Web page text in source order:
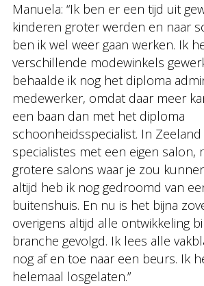
Manuela: “Ik ben er een tijd uit
kinderen groter werden en naar
ben ik wel weer gaan werken. Ik
verschillende modewinkels
behaalde ik nog het diploma
medewerker, omdat daar meer
een baan dan met het diploma
schoonheidsspecialist. In
specialistes met een eigen salon,
grotere salons waar je zou
altijd heb ik nog gedroomd van
buitenshuis. En nu is het bijna
overigens altijd alle ontwikkeling
branche gevolgd. Ik lees alle
nog af en toe naar een beurs. Ik
helemaal losgelaten.”